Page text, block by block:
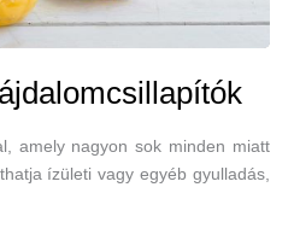
amely nagyon sok minden miatt
ízületi vagy egyéb gyulladás,